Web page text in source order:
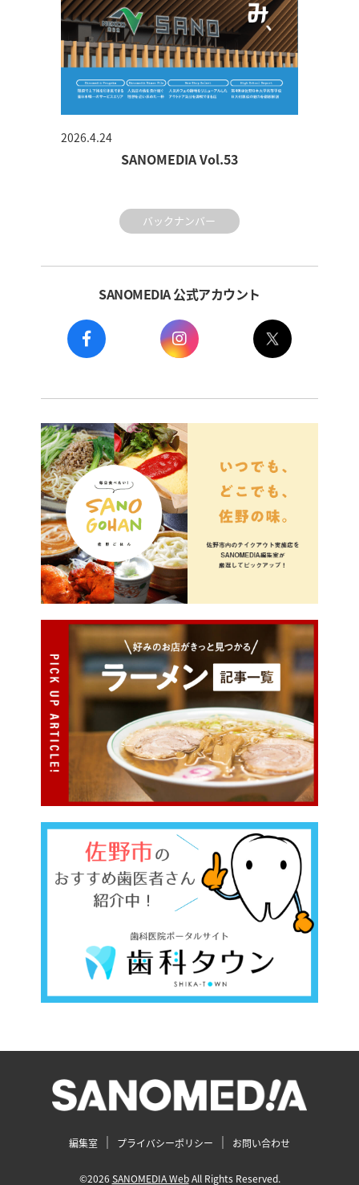
SANOMEDIA Vol.53
2026.4.24
バックナンバー
SANOMEDIA 公式アカウント
編集室 プライバシーポリシー お問い合わせ
©2026 SANOMEDIA WebAll Rights Reserved.